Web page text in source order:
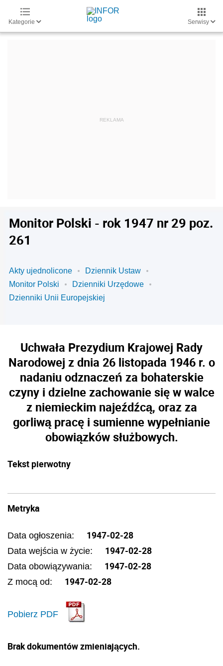
Kategorie Serwisy
Monitor Polski - rok 1947 nr 29 poz.
261
Akty ujednolicone
Dziennik Ustaw
Monitor Polski
Dzienniki Urzędowe
Dzienniki Unii Europejskiej
Uchwała Prezydium Krajowej Rady
Narodowej z dnia 26 listopada 1946 r. o
nadaniu odznaczeń za bohaterskie
czyny i dzielne zachowanie się w walce
z niemieckim najeźdźcą, oraz za
gorliwą pracę i sumienne wypełnianie
obowiązków służbowych.
Tekst pierwotny
Metryka
Data ogłoszenia: 1947-02-28
Data wejścia w życie: 1947-02-28
Data obowiązywania: 1947-02-28
Z mocą od: 1947-02-28
Pobierz PDF
Brak dokumentów zmieniających.